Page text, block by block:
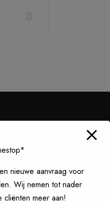
nieuwe aanvraag voor
Wij nemen tot nader
meer aan!